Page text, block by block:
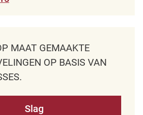
MAAT GEMAAKTE
OP BASIS VAN
Slag